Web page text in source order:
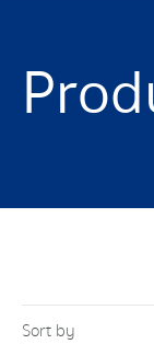
Sort by